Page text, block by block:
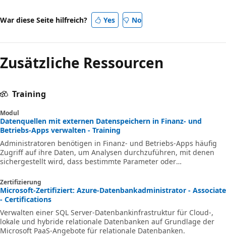
War diese Seite hilfreich? Yes No
Zusätzliche Ressourcen
Training
Modul
Datenquellen mit externen Datenspeichern in Finanz‑ und
Betriebs-Apps verwalten - Training
Administratoren benötigen in Finanz‑ und Betriebs-Apps häufig
Zugriff auf ihre Daten, um Analysen durchzuführen, mit denen
sichergestellt wird, dass bestimmte Parameter oder
Zertifizierung
Microsoft-Zertifiziert: Azure-Datenbankadministrator - Associate
- Certifications
Verwalten einer SQL Server-Datenbankinfrastruktur für Cloud-,
lokale und hybride relationale Datenbanken auf Grundlage der
Microsoft PaaS-Angebote für relationale Datenbanken.